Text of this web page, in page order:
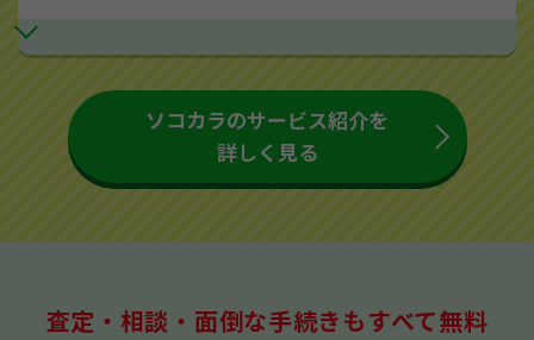
ソコカラのサービス紹介を
詳しく見る
査定・相談・面倒な手続きもすべて無料